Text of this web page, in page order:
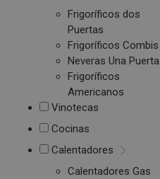
Frigoríficos dos
Puertas
Frigoríficos Combis
Neveras Una Puerta
Frigoríficos
Americanos
Vinotecas
Cocinas
Calentadores
Calentadores Gas